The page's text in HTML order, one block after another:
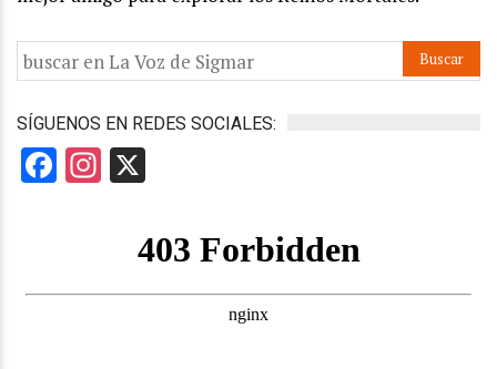
SÍGUENOS EN REDES SOCIALES:
Facebook
Instagram